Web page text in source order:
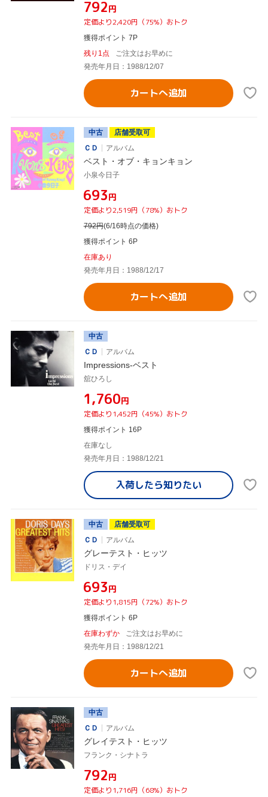
¥792円
定価より2,420円（75%）おトク
獲得ポイント 7P
残り1点
ご注文はお早めに
発売年月日：1988/12/07
カートへ追加
中古
店舗受取可
ＣＤ
アルバム
ベスト・オブ・キョンキョン
小泉今日子
¥693円
定価より2,519円（78%）おトク
792円(6/16時点の価格)
獲得ポイント 6P
在庫あり
発売年月日：1988/12/17
カートへ追加
中古
ＣＤ
アルバム
Impressions-ベスト
舘ひろし
¥1,760円
定価より1,452円（45%）おトク
獲得ポイント 16P
在庫なし
発売年月日：1988/12/21
入荷したら知りたい
中古
店舗受取可
ＣＤ
アルバム
グレーテスト・ヒッツ
ドリス・デイ
¥693円
定価より1,815円（72%）おトク
獲得ポイント 6P
在庫わずか
ご注文はお早めに
発売年月日：1988/12/21
カートへ追加
中古
ＣＤ
アルバム
グレイテスト・ヒッツ
フランク・シナトラ
¥792円
定価より1,716円（68%）おトク